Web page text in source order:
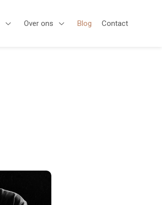
Over ons
Open Over ons
Blog Contact